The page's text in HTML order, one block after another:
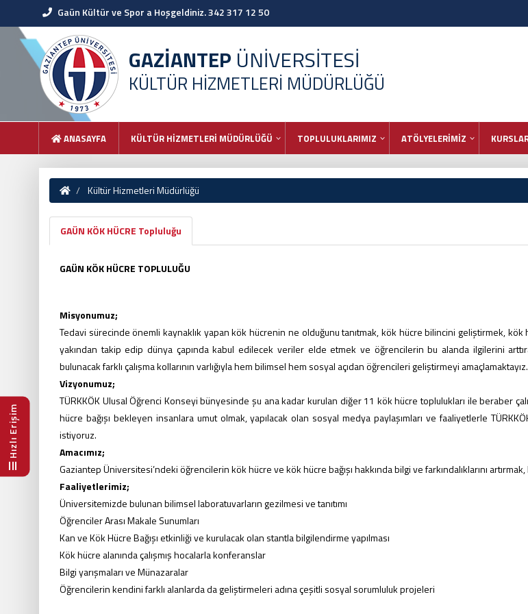
Hızlı Erişim
Gaün Kültür ve Spor a Hoşgeldiniz. 342 317 12 50
GAZİANTEP ÜNİVERSİTESİ
KÜLTÜR HİZMETLERİ MÜDÜRLÜĞÜ
ANASAYFA KÜLTÜR HİZMETLERİ MÜDÜRLÜĞÜ TOPLULUKLARIMIZ ATÖLYELERİMİZ
Kültür Hizmetleri Müdürlüğü
GAÜN KÖK HÜCRE Topluluğu
GAÜN KÖK HÜCRE TOPLULUĞU
Misyonumuz;
Tedavi sürecinde önemli kaynaklık yapan kök hücrenin ne olduğunu tanıtmak, kök hücre bilincini geliştirmek,
yakından takip edip dünya çapında kabul edilecek veriler elde etmek ve öğrencilerin bu alanda ilgilerini
bulunacak farklı çalışma kollarının varlığıyla hem bilimsel hem sosyal açıdan öğrencileri geliştirmeyi amaçlamaktayız.
Vizyonumuz;
TÜRKKÖK Ulusal Öğrenci Konseyi bünyesinde şu ana kadar kurulan diğer 11 kök hücre toplulukları ile beraber
hücre bağışı bekleyen insanlara umut olmak, yapılacak olan sosyal medya paylaşımları ve faaliyetlerle
istiyoruz.
Amacımız;
Gaziantep Üniversitesi’ndeki öğrencilerin kök hücre ve kök hücre bağışı hakkında bilgi ve farkındalıklarını artırmak,
Faaliyetlerimiz;
Üniversitemizde bulunan bilimsel laboratuvarların gezilmesi ve tanıtımı
Öğrenciler Arası Makale Sunumları
Kan ve Kök Hücre Bağışı etkinliği ve kurulacak olan stantla bilgilendirme yapılması
Kök hücre alanında çalışmış hocalarla konferanslar
Bilgi yarışmaları ve Münazaralar
Öğrencilerin kendini farklı alanlarda da geliştirmeleri adına çeşitli sosyal sorumluluk projeleri